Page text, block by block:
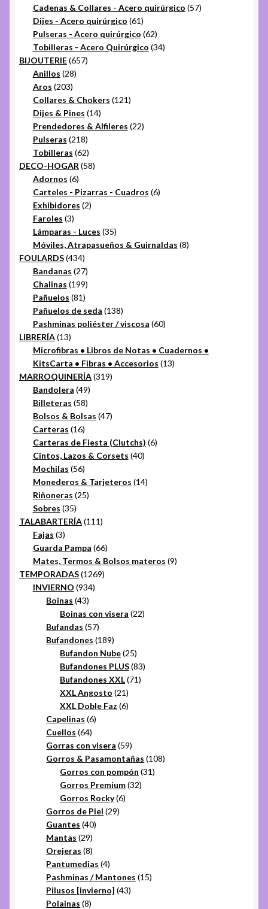
productos
Cadenas & Collares - Acero quirúrgico 5757
Dijes - Acero quirúrgico 6161
productos
Pulseras - Acero quirúrgico 6262
productos
Tobilleras - Acero Quirúrgico 3434
BIJOUTERIE 657657
Anillos 2828
Aros 203203
productos
Collares & Chokers 121121
Dijes & Pines 1414
productos
Prendedores & Alfileres 2222
Pulseras 218218
productos
Tobilleras 6262
productos
DECO-HOGAR 5858
Adornos 66
productos
Carteles - Pizarras - Cuadros 66
Exhibidores 22
Faroles 33
productos
Lámparas - Luces 3535
productos
Móviles, Atrapasueños & Guirnaldas 88
FOULARDS 434434
productos
Bandanas 2727
productos
Chalinas 199199
productos
Pañuelos 8181
productos
Pañuelos de seda 138138
productos
Pashminas poliéster / viscosa 6060
LIBRERÍA 1313
productos
Microfibras • Libros de Notas • Cuadernos •
KitsCarta • Fibras • Accesorios 1313
MARROQUINERÍA 319319
Bandolera 4949
productos
Billeteras 5858
productos
Bolsos & Bolsas 4747
Carteras 1616
productos
Carteras de Fiesta (Clutchs) 66
Cintos, Lazos & Corsets 4040
Mochilas 5656
productos
Monederos & Tarjeteros 1414
Riñoneras 2525
Sobres 3535
productos
TALABARTERÍA 111111
Fajas 33
productos
Guarda Pampa 6666
productos
Mates, Termos & Bolsos materos 99
TEMPORADAS 12691269
INVIERNO 934934
Boinas 4343
productos
Boinas con visera 2222
Bufandas 5757
productos
Bufandones 189189
productos
Bufandon Nube 2525
productos
Bufandones PLUS 8383
Bufandones XXL 7171
XXL Angosto 2121
productos
XXL Doble Faz 66
Capelinas 66
Cuellos 6464
productos
Gorras con visera 5959
productos
Gorros & Pasamontañas 108108
Gorros con pompón 3131
Gorros Premium 3232
Gorros Rocky 66
Gorros de Piel 2929
Guantes 4040
Mantas 2929
productos
Orejeras 88
productos
Pantumedias 44
productos
Pashminas / Mantones 1515
Pilusos [invierno] 4343
Polainas 88